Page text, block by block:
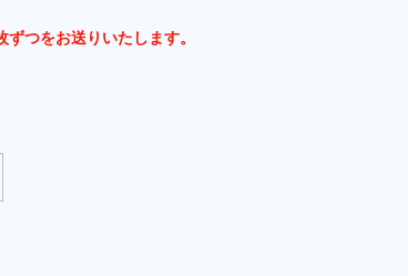
つをお送りいたします。